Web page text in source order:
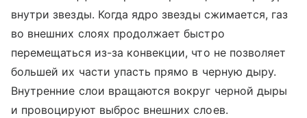
внутри звезды. Когда ядро звезды сжимается, газ
во внешних слоях продолжает быстро
перемещаться из-за конвекции, что не позволяет
большей их части упасть прямо в черную дыру.
Внутренние слои вращаются вокруг черной дыры
и провоцируют выброс внешних слоев.